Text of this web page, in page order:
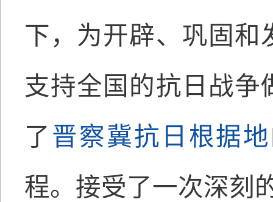
下，为开辟、巩固和
支持全国的抗日战争
了 晋察冀抗日根据地
程。 接受了一次深刻